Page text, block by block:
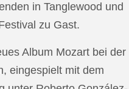
in Tanglewood und
zu Gast.
Album Mozart bei der
eingespielt mit dem